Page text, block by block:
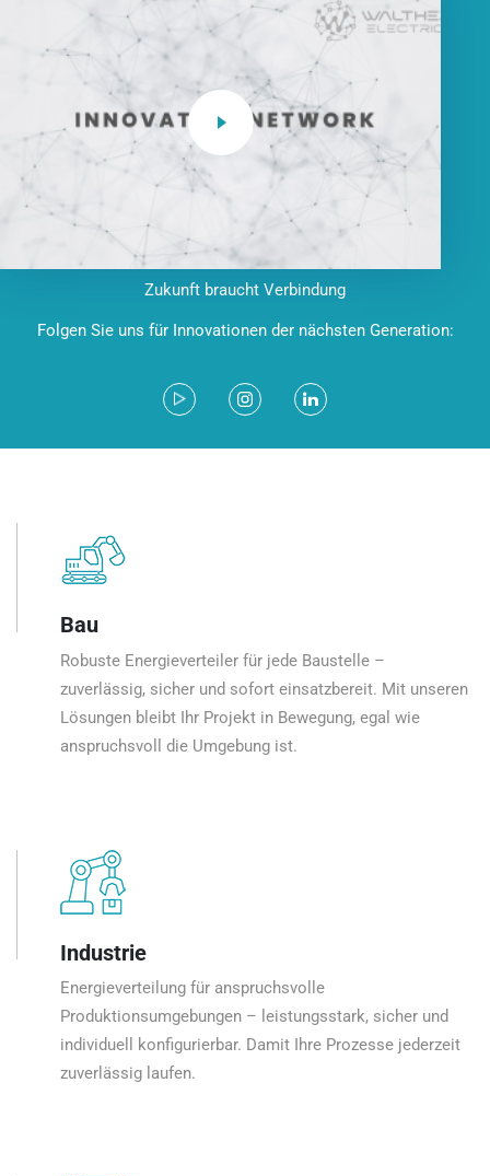
Zukunft braucht Verbindung
Folgen Sie uns für Innovationen der nächsten Generation:
Bau
Robuste Energieverteiler für jede Baustelle –
zuverlässig, sicher und sofort einsatzbereit. Mit unseren
Lösungen bleibt Ihr Projekt in Bewegung, egal wie
anspruchsvoll die Umgebung ist.
Industrie
Energieverteilung für anspruchsvolle
Produktionsumgebungen – leistungsstark, sicher und
individuell konfigurierbar. Damit Ihre Prozesse jederzeit
zuverlässig laufen.